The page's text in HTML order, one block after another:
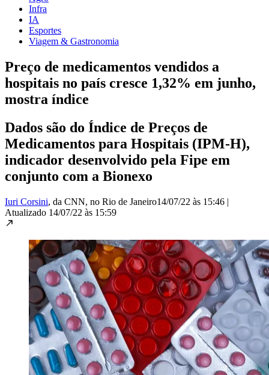
Infra
IA
Esportes
Viagem & Gastronomia
Preço de medicamentos vendidos a
hospitais no país cresce 1,32% em junho,
mostra índice
Dados são do Índice de Preços de
Medicamentos para Hospitais (IPM-H),
indicador desenvolvido pela Fipe em
conjunto com a Bionexo
Iuri Corsini, da CNN, no Rio de Janeiro14/07/22 às 15:46 |
Atualizado 14/07/22 às 15:59